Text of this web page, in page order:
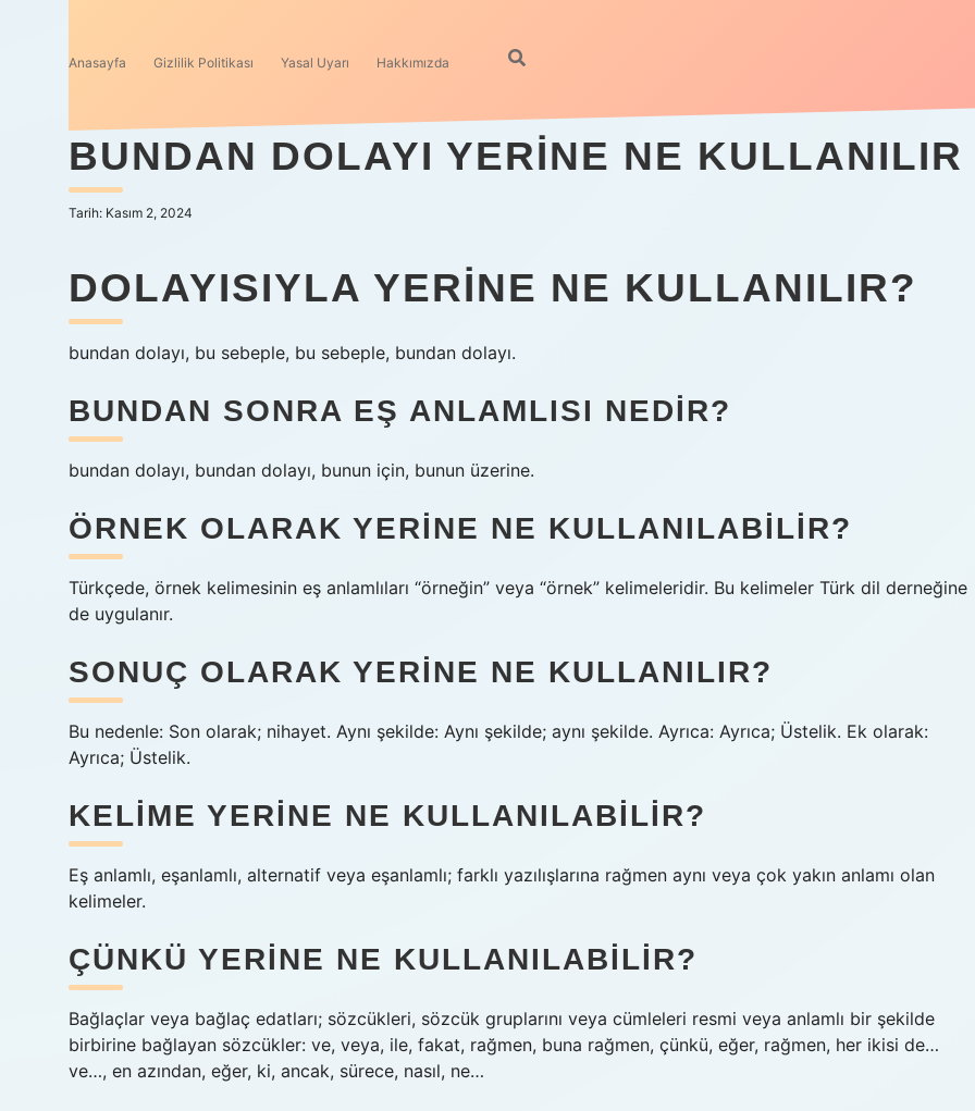
Anasayfa Gizlilik Politikası Yasal Uyarı Hakkımızda
BUNDAN DOLAYI YERINE NE KULLANILIR
Tarih: Kasım 2, 2024
DOLAYISIYLA YERINE NE KULLANILIR?
bundan dolayı, bu sebeple, bu sebeple, bundan dolayı.
BUNDAN SONRA EŞ ANLAMLISI NEDIR?
bundan dolayı, bundan dolayı, bunun için, bunun üzerine.
ÖRNEK OLARAK YERINE NE KULLANILABILIR?
Türkçede, örnek kelimesinin eş anlamlıları “örneğin” veya “örnek” kelimeleridir. Bu kelimeler Türk dil derneğine
de uygulanır.
SONUÇ OLARAK YERINE NE KULLANILIR?
Bu nedenle: Son olarak; nihayet. Aynı şekilde: Aynı şekilde; aynı şekilde. Ayrıca: Ayrıca; Üstelik. Ek olarak:
Ayrıca; Üstelik.
KELIME YERINE NE KULLANILABILIR?
Eş anlamlı, eşanlamlı, alternatif veya eşanlamlı; farklı yazılışlarına rağmen aynı veya çok yakın anlamı olan
kelimeler.
ÇÜNKÜ YERINE NE KULLANILABILIR?
Bağlaçlar veya bağlaç edatları; sözcükleri, sözcük gruplarını veya cümleleri resmi veya anlamlı bir şekilde
birbirine bağlayan sözcükler: ve, veya, ile, fakat, rağmen, buna rağmen, çünkü, eğer, rağmen, her ikisi de…
ve…, en azından, eğer, ki, ancak, sürece, nasıl, ne…